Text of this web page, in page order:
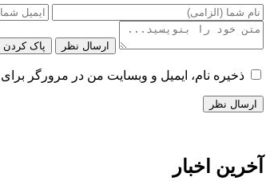
ارسال نظر پاک کردن
ذخیره نام، ایمیل و وبسایت من در مرورگر
آخرین اخبار